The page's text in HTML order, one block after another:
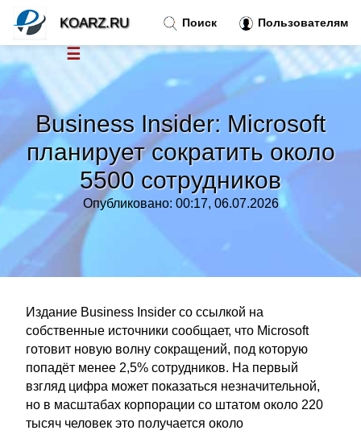
Business Insider: Microsoft
планирует сократить около
5500 сотрудников
Опубликовано: 00:17, 06.07.2026
Издание Business Insider со ссылкой на
собственные источники сообщает, что Microsoft
готовит новую волну сокращений, под которую
попадёт менее 2,5% сотрудников. На первый
взгляд цифра может показаться незначительной,
но в масштабах корпорации со штатом около 220
тысяч человек это получается около
Поиск Пользователям
KOARZ.RU
☰
Новости
Тренды новостей»
»
Правила »
Контакт»